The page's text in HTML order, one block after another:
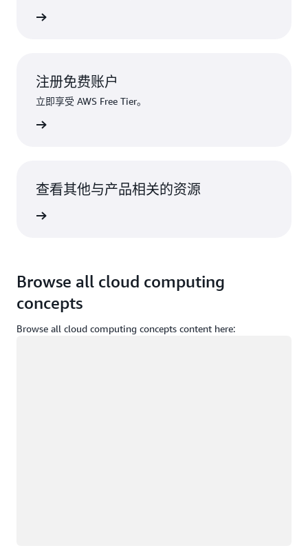
注册免费账户
立即享受 AWS Free Tier。
查看其他与产品相关的资源
Browse all cloud computing
concepts
Browse all cloud computing concepts content here: